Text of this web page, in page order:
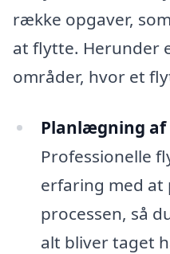
række opgaver,
at flytte. Herunder
områder, hvor et
Planlægning
Professionelle
erfaring med
processen, så
alt bliver taget